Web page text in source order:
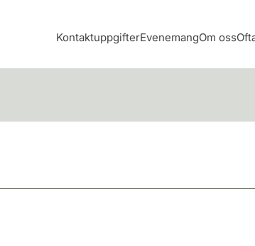
KontaktuppgifterEvenemangOm oss